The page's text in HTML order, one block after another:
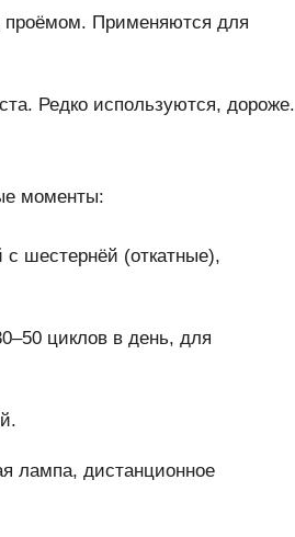
Применяются для
Редко используются, дороже.
моменты:
шестернёй (откатные),
циклов в день, для
лампа, дистанционное